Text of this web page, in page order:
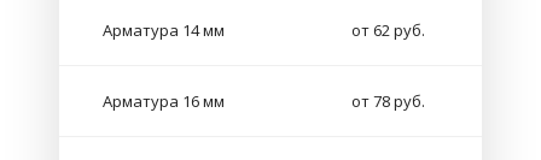
Арматура 14 мм от 62 руб.
Арматура 16 мм от 78 руб.